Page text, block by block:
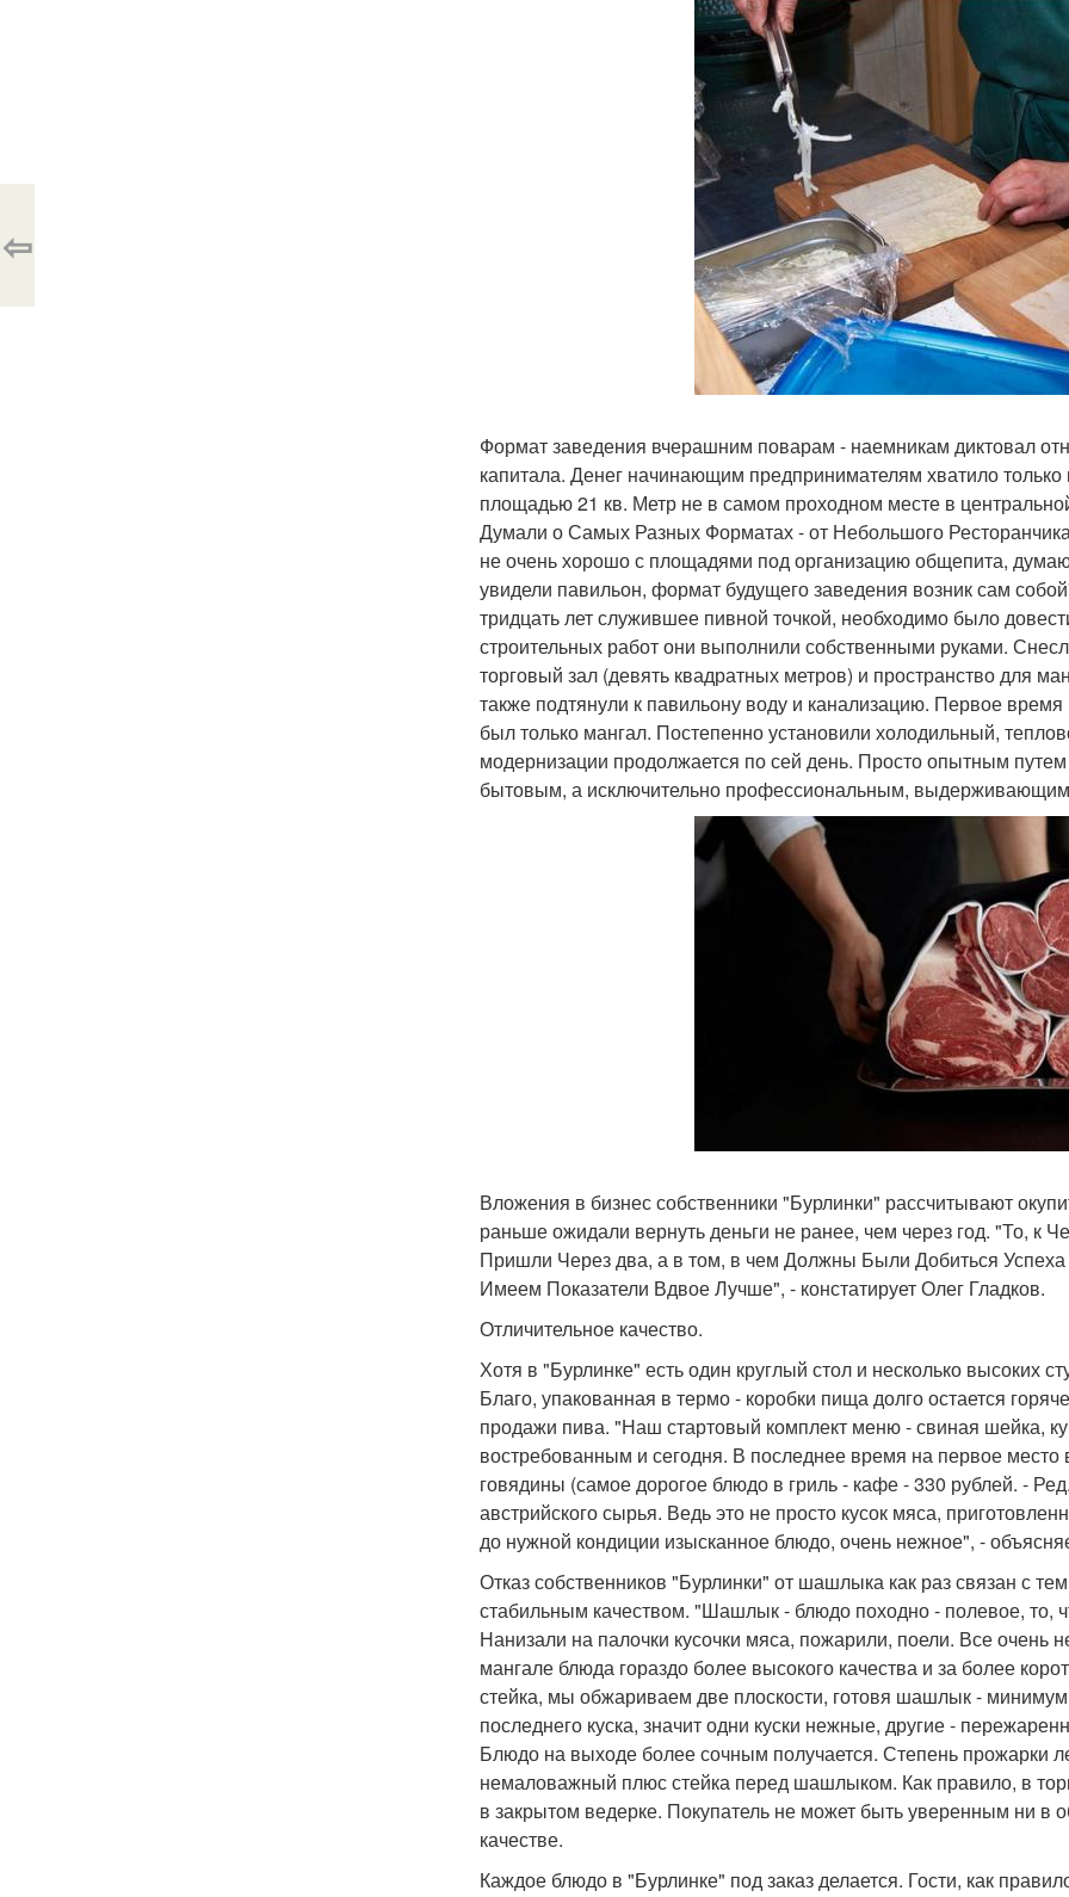
Формат заведения вчерашним поварам - наемникам диктовал
капитала. Денег начинающим предпринимателям хватило
площадью 21 кв. Метр не в самом проходном месте в
Думали о Самых Разных Форматах - от Небольшого
не очень хорошо с площадями под организацию общепита,
увидели павильон, формат будущего заведения возник сам
тридцать лет служившее пивной точкой, необходимо было
строительных работ они выполнили собственными руками.
торговый зал (девять квадратных метров) и пространство для
также подтянули к павильону воду и канализацию. Первое
был только мангал. Постепенно установили холодильный,
модернизации продолжается по сей день. Просто опытным
бытовым, а исключительно профессиональным, выдерживающим
Вложения в бизнес собственники "Бурлинки" рассчитывают
раньше ожидали вернуть деньги не ранее, чем через год. "То,
Пришли Через два, а в том, в чем Должны Были Добиться
Имеем Показатели Вдвое Лучше", - констатирует Олег Гладков.
Отличительное качество.
Хотя в "Бурлинке" есть один круглый стол и несколько высоких
Благо, упакованная в термо - коробки пища долго остается
продажи пива. "Наш стартовый комплект меню - свиная шейка,
востребованным и сегодня. В последнее время на первое место
говядины (самое дорогое блюдо в гриль - кафе - 330 рублей. -
австрийского сырья. Ведь это не просто кусок мяса,
до нужной кондиции изысканное блюдо, очень нежное", -
Отказ собственников "Бурлинки" от шашлыка как раз связан с
стабильным качеством. "Шашлык - блюдо походно - полевое, то,
Нанизали на палочки кусочки мяса, пожарили, поели. Все очень
мангале блюда гораздо более высокого качества и за более
стейка, мы обжариваем две плоскости, готовя шашлык -
последнего куска, значит одни куски нежные, другие -
Блюдо на выходе более сочным получается. Степень прожарки
немаловажный плюс стейка перед шашлыком. Как правило, в
в закрытом ведерке. Покупатель не может быть уверенным ни в
качестве.
Каждое блюдо в "Бурлинке" под заказ делается. Гости, как
⇦